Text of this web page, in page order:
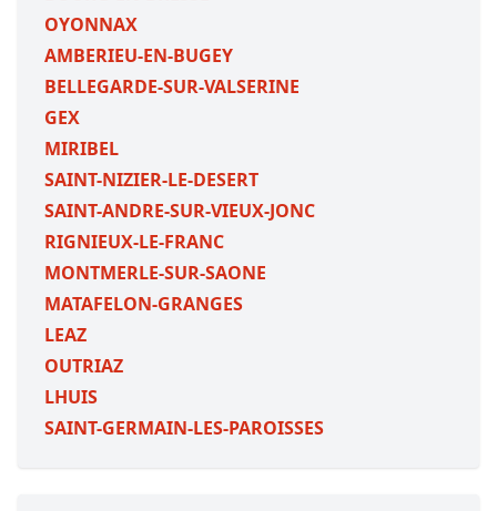
OYONNAX
AMBERIEU-EN-BUGEY
BELLEGARDE-SUR-VALSERINE
GEX
MIRIBEL
SAINT-NIZIER-LE-DESERT
SAINT-ANDRE-SUR-VIEUX-JONC
RIGNIEUX-LE-FRANC
MONTMERLE-SUR-SAONE
MATAFELON-GRANGES
LEAZ
OUTRIAZ
LHUIS
SAINT-GERMAIN-LES-PAROISSES